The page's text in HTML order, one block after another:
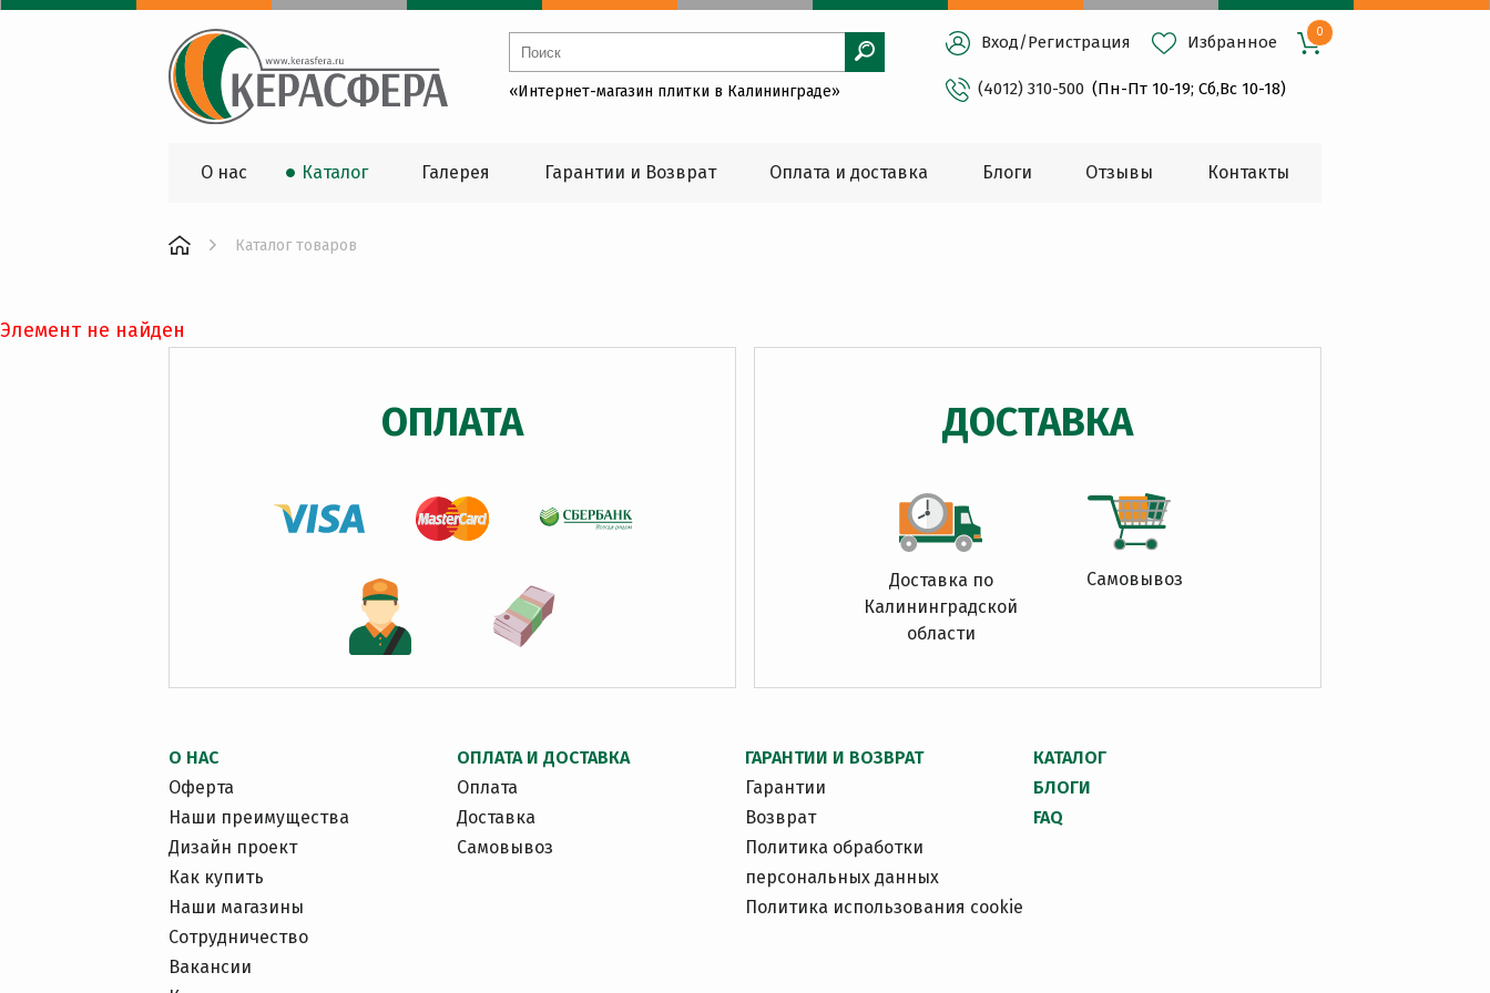
«Интернет-магазин плитки в Калининграде»
Вход/Регистрация Избранное
0
(4012) 310-500 (Пн-Пт 10-19; Сб,Вс 10-18)
О нас Каталог Галерея Гарантии и Возврат Оплата и доставка Блоги Oтзывы Контакты
Каталог товаров
Элемент не найден
ОПЛАТА ДОСТАВКА
Доставка по
Калининградской
области
Самовывоз
О НАС
Оферта
Наши преимущества
Дизайн проект
Как купить
Наши магазины
Сотрудничество
Вакансии
ОПЛАТА И ДОСТАВКА
Оплата
Доставка
Самовывоз
ГАРАНТИИ И ВОЗВРАТ
Гарантии
Возврат
Политика обработки
персональных данных
Политика использования cookie
КАТАЛОГ
БЛОГИ
FAQ